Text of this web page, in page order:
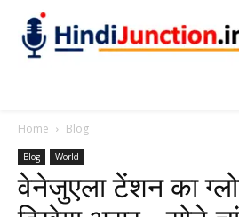
Home Blog
Blog World
वेनेजुएला टेंशन का